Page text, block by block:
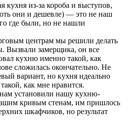
кухня из-за короба и выступов,
они и дешевле) — это не наш
где были, но не нашли
центрам мы решили делать
Вызвали замерщика, он все
кухню именно такой, как
сложилась окончательно. Не
вариант, но кухня идеально
как мне нравится.
установили нашу кухню-
кривым стенам, им пришлось
шкафчиков, но результат